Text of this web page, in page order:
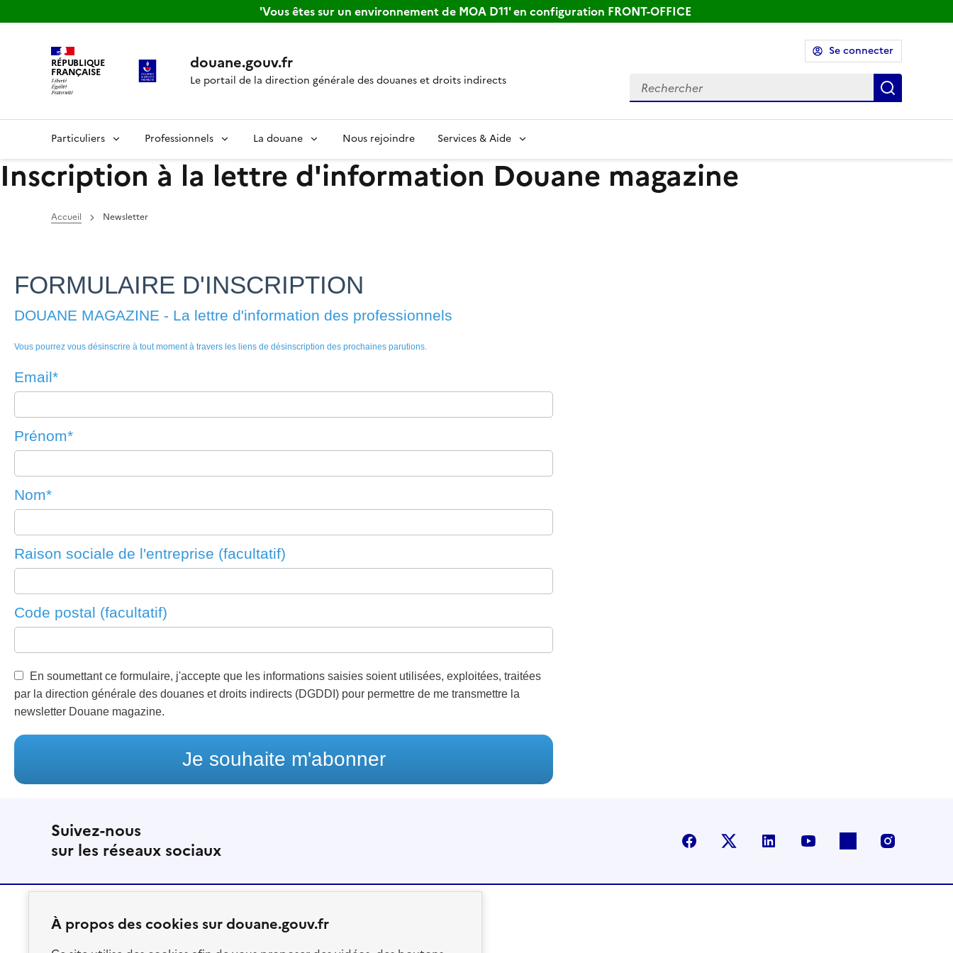
À propos des cookies sur douane.gouv.fr
'Vous êtes sur un environnement de MOA D11' en configuration FRONT-OFFICE
RÉPUBLIQUE
FRANÇAISE douane.gouv.fr
Le portail de la direction générale des douanes et droits indirects
Se connecter
Rechercher
Particuliers Professionnels La douane Nous rejoindre Services & Aide
Inscription à la lettre d'information Douane magazine
Accueil Newsletter
FORMULAIRE D'INSCRIPTION
DOUANE MAGAZINE - La lettre d'information des professionnels
Vous pourrez vous désinscrire à tout moment à travers les liens de désinscription des prochaines parutions.
Email*
Prénom*
Nom*
Raison sociale de l'entreprise (facultatif)
Code postal (facultatif)
En soumettant ce formulaire, j'accepte que les informations saisies soient utilisées, exploitées, traitées
par la direction générale des douanes et droits indirects (DGDDI) pour permettre de me transmettre la
newsletter Douane magazine.
Je souhaite m'abonner
Suivez-nous
sur les réseaux sociaux
FacebookX (anciennement Twitter)
LinkedIn Flickr
RÉPUBLIQUE